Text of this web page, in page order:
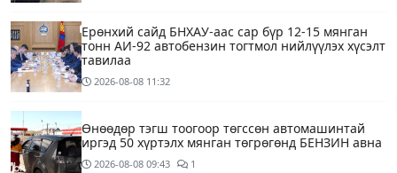
Ерөнхий сайд БНХАУ-аас сар бүр 12-15 мянган
тонн АИ-92 автобензин тогтмол нийлүүлэх хүсэлт
тавилаа
2026-08-08 11:32
Өнөөдөр тэгш тоогоор төгссөн автомашинтай
иргэд 50 хүртэлх мянган төгрөгөнд БЕНЗИН авна
2026-08-08 09:43 1